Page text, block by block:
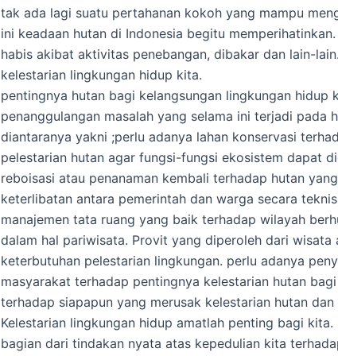
tak ada lagi suatu pertahanan kokoh yang mampu
ini keadaan hutan di Indonesia begitu
habis akibat aktivitas penebangan, dibakar dan lain-
kelestarian lingkungan hidup kita.
pentingnya hutan bagi kelangsungan lingkungan hidup
penanggulangan masalah yang selama ini terjadi pada
diantaranya yakni ;perlu adanya lahan konservasi
pelestarian hutan agar fungsi-fungsi ekosistem dapat
reboisasi atau penanaman kembali terhadap hutan
keterlibatan antara pemerintah dan warga secara
manajemen tata ruang yang baik terhadap wilayah
dalam hal pariwisata. Provit yang diperoleh dari
keterbutuhan pelestarian lingkungan. perlu adanya
masyarakat terhadap pentingnya kelestarian hutan
terhadap siapapun yang merusak kelestarian hutan
Kelestarian lingkungan hidup amatlah penting bagi
bagian dari tindakan nyata atas kepedulian kita